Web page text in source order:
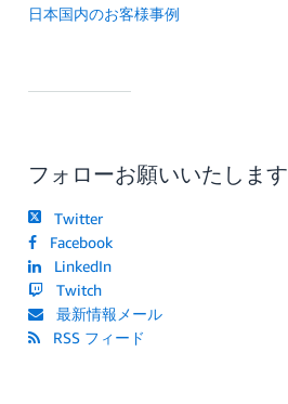
日本国内のお客様事例
フォローお願いいたします
Twitter
Facebook
LinkedIn
Twitch
最新情報メール
RSS フィード